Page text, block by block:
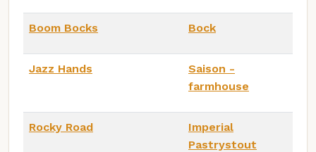
Boom Bocks Bock
Jazz Hands
Saison -
farmhouse
Rocky Road
Imperial
Pastrystout